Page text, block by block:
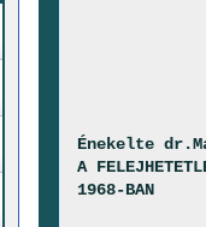
Énekelte
A
1968-BAN